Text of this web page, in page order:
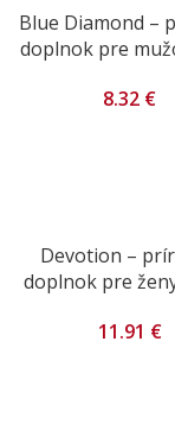
Blue Diamond –
doplnok pre
8.32 €
Devotion –
doplnok pre
11.91 €